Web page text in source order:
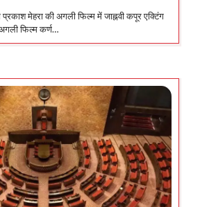
प्रकाश मेहरा की अगली फिल्म में जाह्नवी कपूर एक्टिंग
फिल्म कर्ण…